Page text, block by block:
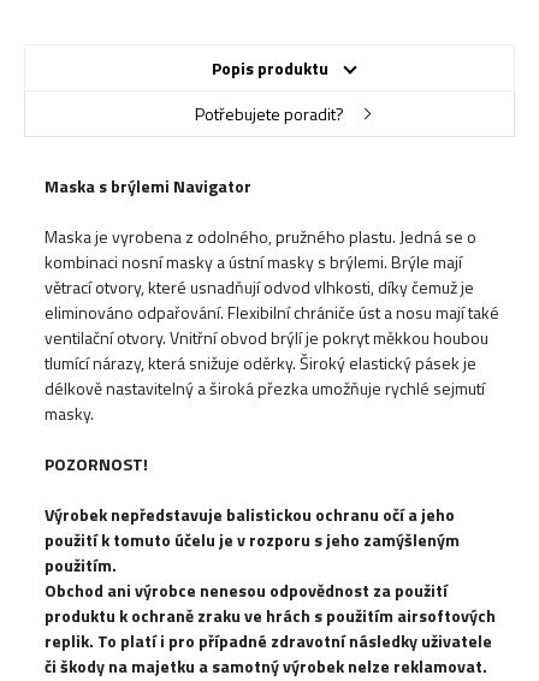
Popis produktu
Potřebujete poradit?
Maska s brýlemi Navigator
Maska je vyrobena z odolného, ​​pružného plastu. Jedná se o
kombinaci nosní masky a ústní masky s brýlemi. Brýle mají
větrací otvory, které usnadňují odvod vlhkosti, díky čemuž je
eliminováno odpařování. Flexibilní chrániče úst a nosu mají také
ventilační otvory. Vnitřní obvod brýlí je pokryt měkkou houbou
tlumící nárazy, která snižuje oděrky. Široký elastický pásek je
délkově nastavitelný a široká přezka umožňuje rychlé sejmutí
masky.
POZORNOST!
Výrobek nepředstavuje balistickou ochranu očí a jeho
použití k tomuto účelu je v rozporu s jeho zamýšleným
použitím.
Obchod ani výrobce nenesou odpovědnost za použití
produktu k ochraně zraku ve hrách s použitím airsoftových
replik. To platí i pro případné zdravotní následky uživatele
či škody na majetku a samotný výrobek nelze reklamovat.